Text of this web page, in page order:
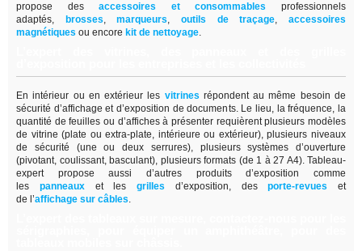
propose des
accessoires et consommables
professionnels
adaptés,
brosses, marqueurs, outils de traçage,accessoires
magnétiques ou encore kit de nettoyage.
En intérieur ou en extérieur les vitrines répondent au même besoin de
sécurité d’affichage et d’exposition de documents. Le lieu, la fréquence, la
quantité de feuilles ou d’affiches à présenter requièrent plusieurs modèles
de vitrine (plate ou extra-plate, intérieure ou extérieur), plusieurs niveaux
de sécurité (une ou deux serrures), plusieurs systèmes d’ouverture
(pivotant, coulissant, basculant), plusieurs formats (de 1 à 27 A4). Tableau-
expert propose aussi d’autres produits d’exposition comme
les
panneaux et les grilles d’exposition, des porte-revues
et
de l’affichage sur câbles.